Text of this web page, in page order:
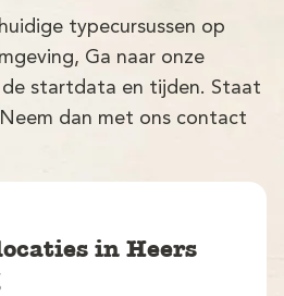
typecursussen op
Ga naar onze
de startdata en tijden. Staat
dan met ons contact
in Heers